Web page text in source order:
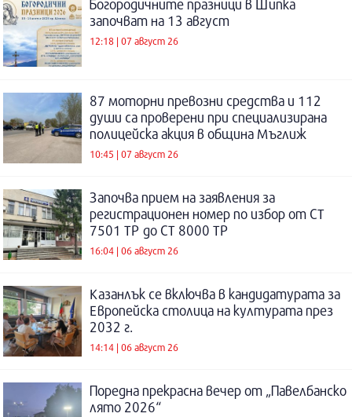
Богородичните празници в Шипка
започват на 13 август
12:18 | 07 август 26
87 моторни превозни средства и 112
души са проверени при специализирана
полицейска акция в община Мъглиж
10:45 | 07 август 26
Започва прием на заявления за
регистрационен номер по избор от СТ
7501 ТР до СТ 8000 ТР
16:04 | 06 август 26
Казанлък се включва в кандидатурата за
Европейска столица на културата през
2032 г.
14:14 | 06 август 26
Поредна прекрасна вечер от „Павелбанско
лято 2026“